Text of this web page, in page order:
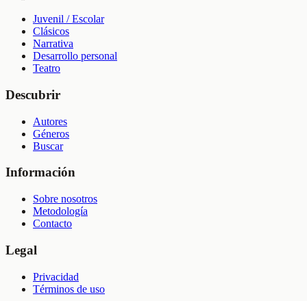
Juvenil / Escolar
Clásicos
Narrativa
Desarrollo personal
Teatro
Descubrir
Autores
Géneros
Buscar
Información
Sobre nosotros
Metodología
Contacto
Legal
Privacidad
Términos de uso